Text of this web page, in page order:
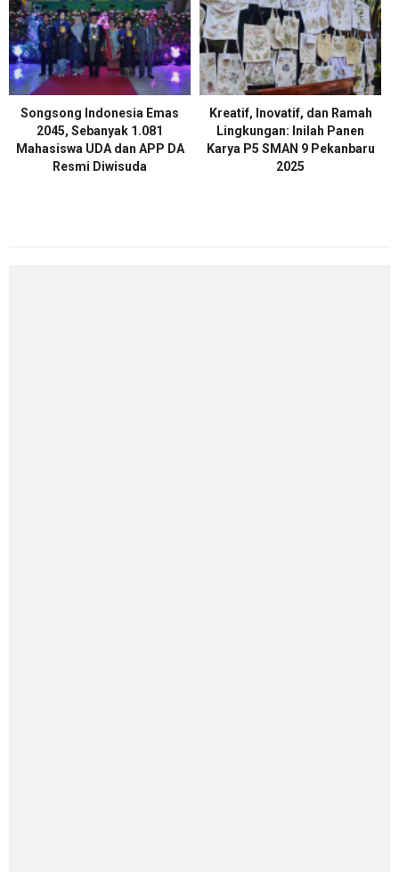
Songsong Indonesia Emas
2045, Sebanyak 1.081
Mahasiswa UDA dan APP DA
Resmi Diwisuda
Kreatif, Inovatif, dan Ramah
Lingkungan: Inilah Panen
Karya P5 SMAN 9 Pekanbaru
2025